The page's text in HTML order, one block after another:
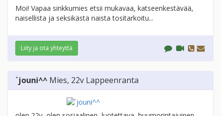
Moi! Vapaa sinkkumies etsii mukavaa, katseenkestävää,
naisellista ja seksikästä naista tositarkoitu...
Liity ja ota yhteyttä
`jouni^^ Mies, 22v Lappeenranta